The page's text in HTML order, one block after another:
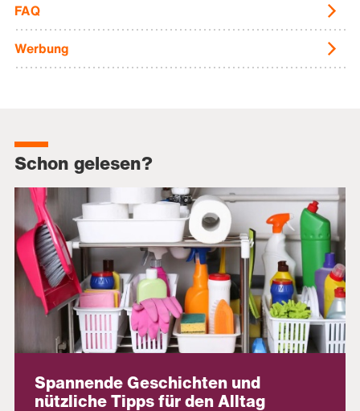
FAQ
Werbung
Schon gelesen?
Spannende Geschichten und
nützliche Tipps für den Alltag